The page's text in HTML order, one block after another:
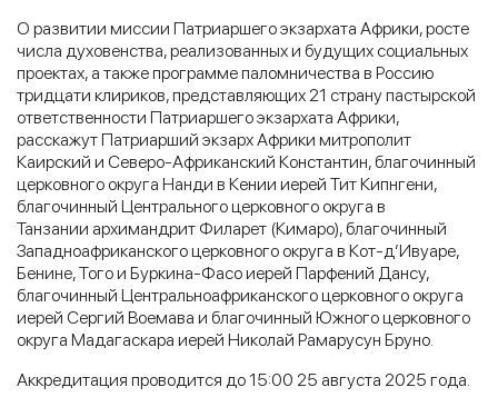
О развитии миссии Патриаршего экзархата Африки, росте
числа духовенства, реализованных и будущих социальных
проектах, а также программе паломничества в Россию
тридцати клириков, представляющих 21 страну пастырской
ответственности Патриаршего экзархата Африки,
расскажут Патриарший экзарх Африки митрополит
Каирский и Северо-Африканский Константин, благочинный
церковного округа Нанди в Кении иерей Тит Кипнгени,
благочинный Центрального церковного округа в
Танзании архимандрит Филарет (Кимаро), благочинный
Западноафриканского церковного округа в Кот-д’Ивуаре,
Бенине, Того и Буркина-Фасо иерей Парфений Дансу,
благочинный Центральноафриканского церковного округа
иерей Сергий Воемава и благочинный Южного церковного
округа Мадагаскара иерей Николай Рамарусун Бруно.
Аккредитация проводится до 15:00 25 августа 2025 года.